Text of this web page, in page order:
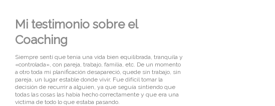
Mi testimonio sobre el
Coaching
Siempre sentí que tenia una vida bien equilibrada, tranquila y
«controlada», con pareja, trabajo, familia, etc. De un momento
a otro toda mi planificación desapareció, quede sin trabajo, sin
pareja, un lugar estable donde vivir. Fue difícil tomar la
decisión de recurrir a alguien, ya que seguía sintiendo que
todas las cosas las había hecho correctamente y que era una
victima de todo lo que estaba pasando.